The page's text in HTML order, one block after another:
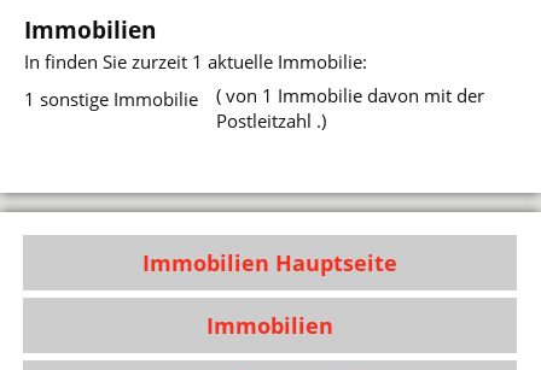
Immobilien
Infinden Sie zurzeit 1 aktuelle Immobilie:
1 sonstige Immobilie
( von 1 Immobilie davon mit der
Postleitzahl .)
Immobilien Hauptseite
Immobilien